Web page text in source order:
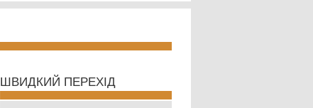
ШВИДКИЙ ПЕРЕХІД